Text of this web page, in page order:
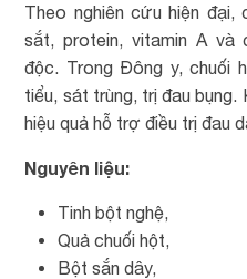
Theo nghiên cứu hiện đại,
sắt, protein, vitamin A và
độc. Trong Đông y, chuối
tiểu, sát trùng, trị đau
hiệu quả hỗ trợ điều trị đau
Nguyên liệu:
Tinh bột nghệ,
Quả chuối hột,
Bột sắn dây,